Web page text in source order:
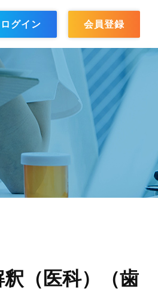
ログイン 会員登録
（医科）（歯